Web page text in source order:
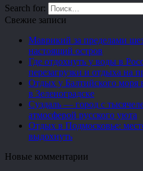
Search for:
Свежие записи
Маврикий за пределами
настоящий остров
Где отдохнуть у воды в
перезагрузки и отдыха на
Отдых у Балтийского
в Зеленоградске
Суздаль — город с
атмосферой русского уюта
Отдых в Подмосковье:
выдохнуть
Новые комментарии